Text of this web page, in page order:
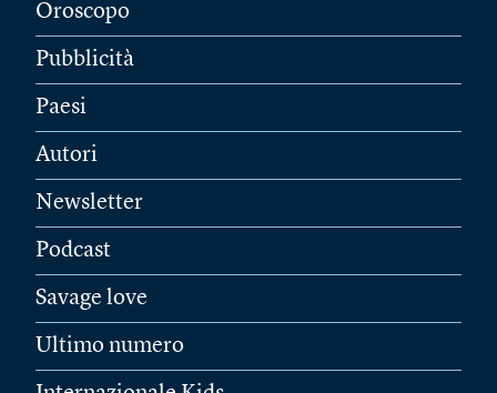
Oroscopo
Pubblicità
Paesi
Autori
Newsletter
Podcast
Savage love
Ultimo numero